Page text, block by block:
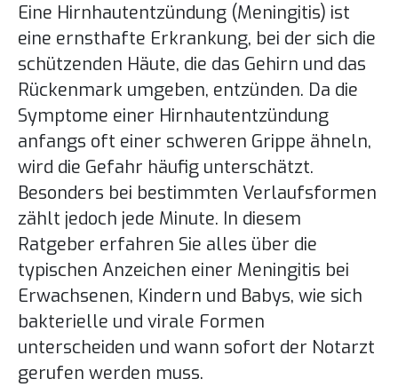
Eine Hirnhautentzündung (Meningitis) ist
eine ernsthafte Erkrankung, bei der sich die
schützenden Häute, die das Gehirn und das
Rückenmark umgeben, entzünden. Da die
Symptome einer Hirnhautentzündung
anfangs oft einer schweren Grippe ähneln,
wird die Gefahr häufig unterschätzt.
Besonders bei bestimmten Verlaufsformen
zählt jedoch jede Minute. In diesem
Ratgeber erfahren Sie alles über die
typischen Anzeichen einer Meningitis bei
Erwachsenen, Kindern und Babys, wie sich
bakterielle und virale Formen
unterscheiden und wann sofort der Notarzt
gerufen werden muss.